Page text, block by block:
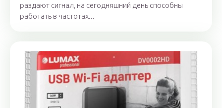
раздают сигнал, на сегодняшний день способны
работать в частотах...